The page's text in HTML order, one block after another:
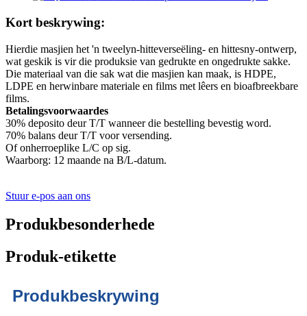
Kort beskrywing:
Hierdie masjien het 'n tweelyn-hitteverseëling- en hittesny-ontwerp,
wat geskik is vir die produksie van gedrukte en ongedrukte sakke.
Die materiaal van die sak wat die masjien kan maak, is HDPE,
LDPE en herwinbare materiale en films met lêers en bioafbreekbare
films.
Betalingsvoorwaardes
30% deposito deur T/T wanneer die bestelling bevestig word.
70% balans deur T/T voor versending.
Of onherroeplike L/C op sig.
Waarborg: 12 maande na B/L-datum.
Stuur e-pos aan ons
Produkbesonderhede
Produk-etikette
Produkbeskrywing